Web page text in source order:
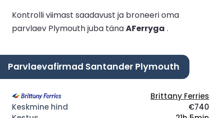
Kontrolli viimast saadavust ja broneeri oma
parvlaev Plymouth juba tänaAFerryga .
Parvlaevafirmad Santander Plymouth
Brittany Ferries
€740